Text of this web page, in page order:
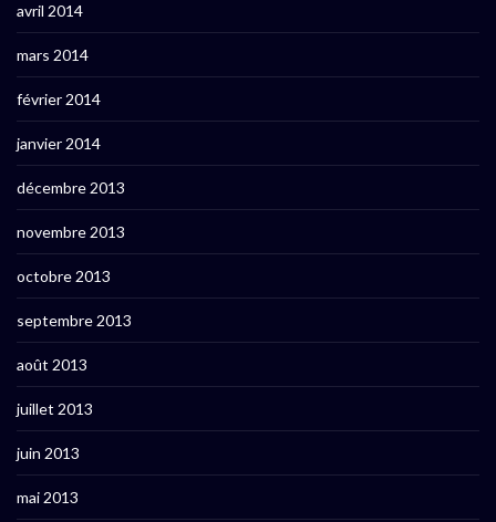
avril 2014
mars 2014
février 2014
janvier 2014
décembre 2013
novembre 2013
octobre 2013
septembre 2013
août 2013
juillet 2013
juin 2013
mai 2013